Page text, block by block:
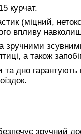
курчат.
(міцний,
впливу
зручними
а також
та дно гарантують
зручний